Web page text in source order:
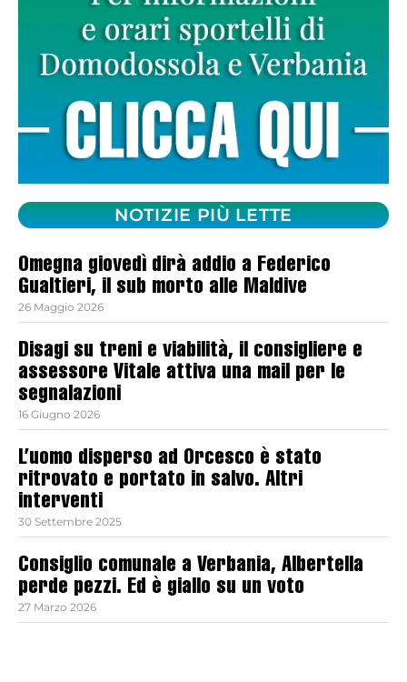
NOTIZIE PIÙ LETTE
Omegna giovedì dirà addio a Federico
Gualtieri, il sub morto alle Maldive
26 Maggio 2026
Disagi su treni e viabilità, il consigliere e
assessore Vitale attiva una mail per le
segnalazioni
16 Giugno 2026
L’uomo disperso ad Orcesco è stato
ritrovato e portato in salvo. Altri
interventi
30 Settembre 2025
Consiglio comunale a Verbania, Albertella
perde pezzi. Ed è giallo su un voto
27 Marzo 2026